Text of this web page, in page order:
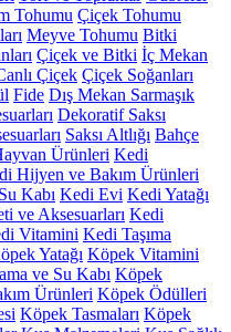
Tohumu Çiçek Tohumu
Meyve Tohumu Bitki
Çiçek ve Bitki İç Mekan
Çiçek Çiçek Soğanları
Fide Dış Mekan Sarmaşık
Dekoratif Saksı
Saksı Altlığı Bahçe
Ürünleri Kedi
Hijyen ve Bakım Ürünleri
Kabı Kedi Evi Kedi Yatağı
ve Aksesuarları Kedi
Vitamini Kedi Taşıma
Yatağı Köpek Vitamini
ve Su Kabı Köpek
Ürünleri Köpek Ödülleri
Köpek Tasmaları Köpek